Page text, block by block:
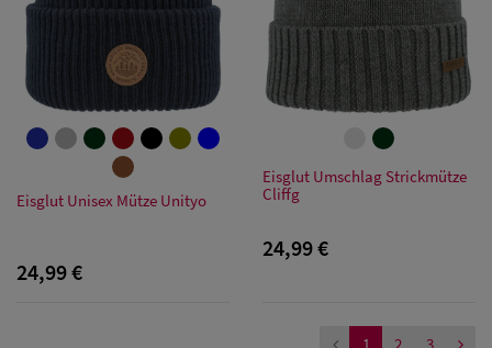
Eisglut Unisex Mütze Unityo
24,99 €
Eisglut Umschlag Strickmütze
Cliffg
24,99 €